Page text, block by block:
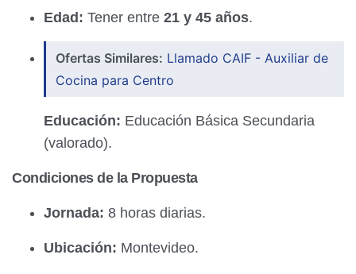
Edad: Tener entre 21 y 45 años.
Ofertas Similares: Llamado CAIF - Auxiliar de
Cocina para Centro
Educación: Educación Básica Secundaria
(valorado).
Condiciones de la Propuesta
Jornada: 8 horas diarias.
Ubicación: Montevideo.